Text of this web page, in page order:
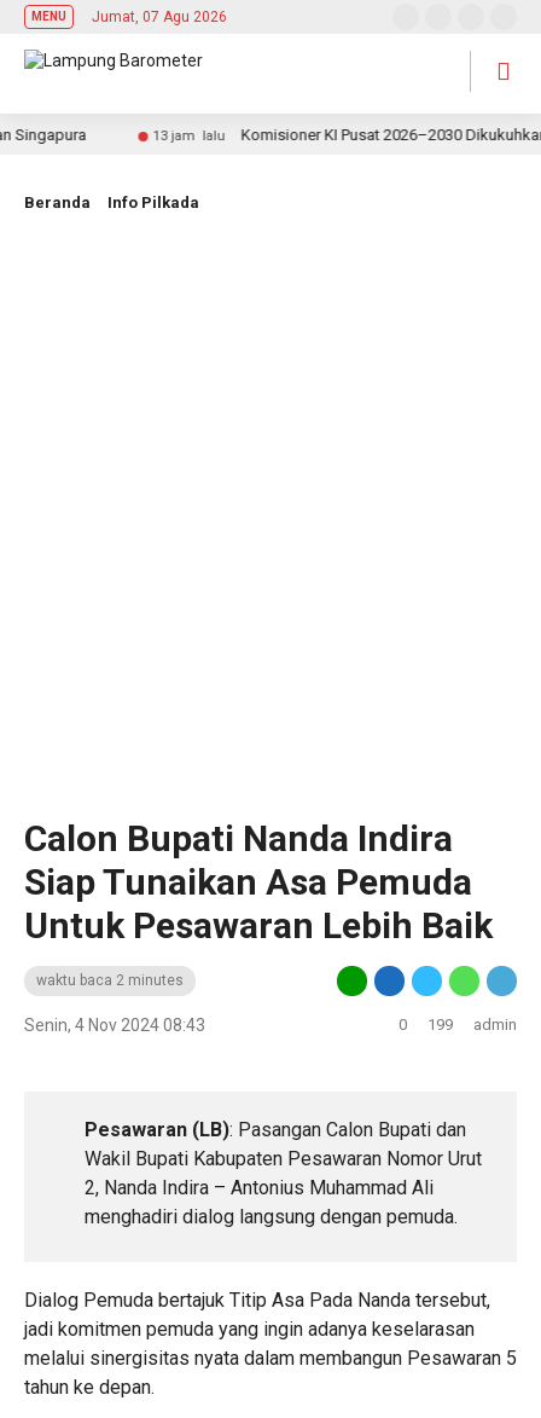
MENU Jumat, 07 Agu 2026
13 jam lalu Komisioner KI Pusat 2026–2030 Dikukuhkan,
Beranda Info Pilkada
Calon Bupati Nanda Indira
Siap Tunaikan Asa Pemuda
Untuk Pesawaran Lebih Baik
waktu baca 2 minutes
Senin, 4 Nov 2024 08:43 0 199 admin
Pesawaran (LB): Pasangan Calon Bupati dan
Wakil Bupati Kabupaten Pesawaran Nomor Urut
2, Nanda Indira – Antonius Muhammad Ali
menghadiri dialog langsung dengan pemuda.
Dialog Pemuda bertajuk Titip Asa Pada Nanda tersebut,
jadi komitmen pemuda yang ingin adanya keselarasan
melalui sinergisitas nyata dalam membangun Pesawaran 5
tahun ke depan.